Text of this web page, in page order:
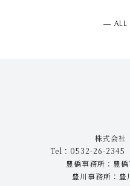
― ALL
株式会
Tel：0532-26-
豊橋事務所：豊
豊川事務所：